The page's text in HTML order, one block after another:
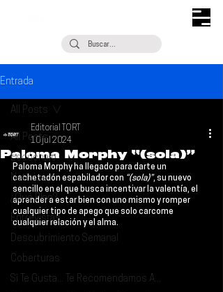
Entrada
All Posts
Escúchalo
Noticias
¿Qué Plan?
Entrevistas
Descubrimiento Semanal
Coberturas
Si Te Gusta... Te Recomendamos A...
All Posts
Paloma Morphy “(sola)”
Editorial TORT
10 jul 2024
Paloma Morphy ha llegado para darte un
cachetadón espabilador con “(sola)”, su nuevo
sencillo en el que busca incentivar la valentía, el
aprender a estar bien con uno mismo y romper
cualquier tipo de apego que solo carcome
cualquier relación y el alma.